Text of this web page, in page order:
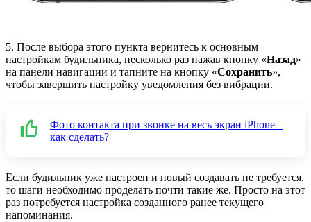
5. После выбора этого пункта вернитесь к основным
настройкам будильника, несколько раз нажав кнопку «Назад»
на панели навигации и тапните на кнопку «Сохранить»,
чтобы завершить настройку уведомления без вибрации.
Фото контакта при звонке на весь экран iPhone –
как сделать?
Если будильник уже настроен и новый создавать не требуется,
то шаги необходимо проделать почти такие же. Просто на этот
раз потребуется настройка созданного ранее текущего
напоминания.